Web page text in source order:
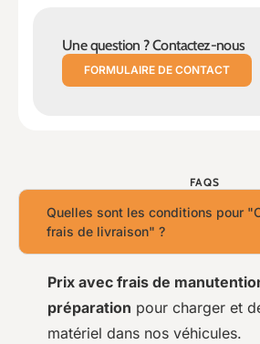
Une question ? Contactez-nous
FORMULAIRE DE CONTACT
FAQS
Quelles sont les conditions pour
frais de livraison" ?
Prix avec frais de
préparation pour charger et
matériel dans nos véhicules.